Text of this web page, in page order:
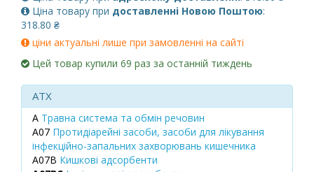
Ціна товару при доставленні Новою Поштою:
318.80 ₴
ціни актуальні лише при замовленні на сайті
Цей товар купили 69 раз за останній тиждень
ATX
A Травна система та обмін речовин
A07 Протидіарейні засоби, засоби для лікування
інфекційно-запальних захворювань кишечника
A07B Кишкові адсорбенти